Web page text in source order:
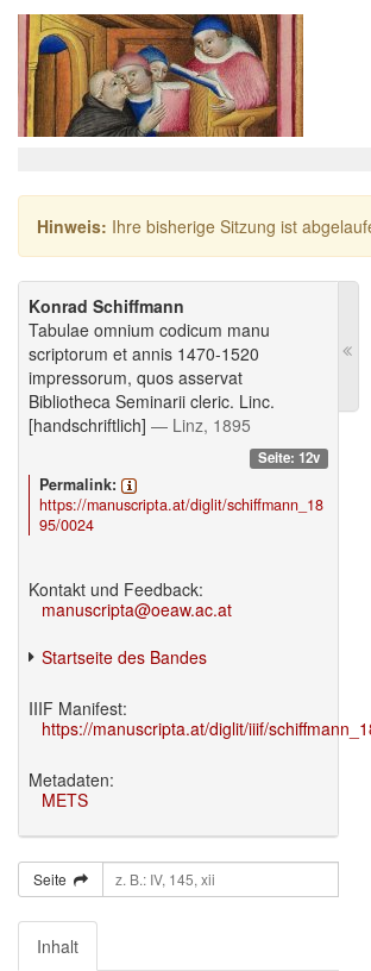
Hinweis: Ihre bisherige Sitzung ist
Konrad Schiffmann
Tabulae omnium codicum manu
scriptorum et annis 1470-1520
impressorum, quos asservat
Bibliotheca Seminarii cleric. Linc.
[handschriftlich] — Linz, 1895
Seite: 12v
Permalink:
https://manuscripta.at/diglit/schiffmann_18
95/0024
Kontakt und Feedback:
manuscripta@oeaw.ac.at
Startseite des Bandes
IIIF Manifest:
https://manuscripta.at/diglit/iiif/
Metadaten:
METS
Seite
Inhalt